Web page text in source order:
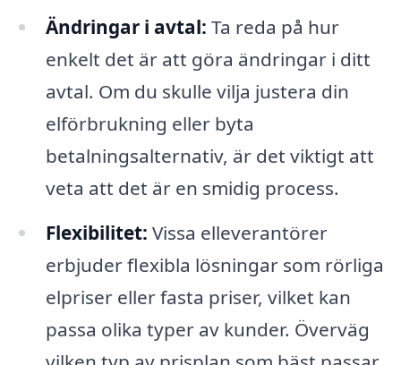
Ändringar i avtal: Ta reda på hur
enkelt det är att göra ändringar i ditt
avtal. Om du skulle vilja justera din
elförbrukning eller byta
betalningsalternativ, är det viktigt att
veta att det är en smidig process.
Flexibilitet: Vissa elleverantörer
erbjuder flexibla lösningar som rörliga
elpriser eller fasta priser, vilket kan
passa olika typer av kunder. Överväg